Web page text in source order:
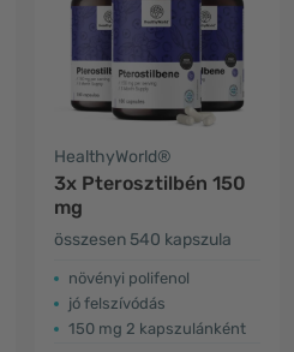
HealthyWorld®
3x Pterosztilbén 150
mg
összesen 540 kapszula
növényi polifenol
jó felszívódás
150 mg 2 kapszulánként